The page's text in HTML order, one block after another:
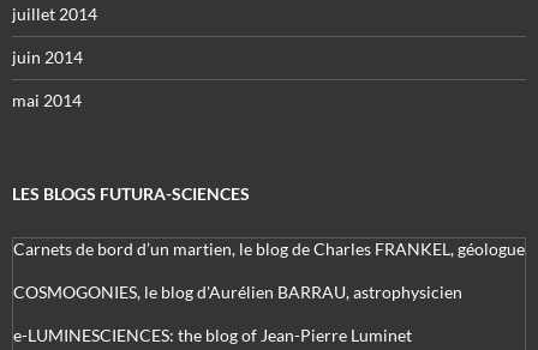
juillet 2014
juin 2014
mai 2014
LES BLOGS FUTURA-SCIENCES
Carnets de bord d’un martien, le blog de Charles FRANKEL, géologue
COSMOGONIES, le blog d'Aurélien BARRAU, astrophysicien
e-LUMINESCIENCES: the blog of Jean-Pierre Luminet